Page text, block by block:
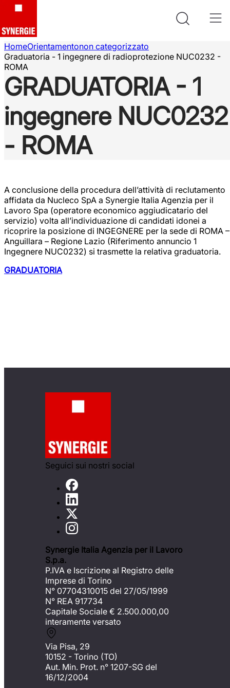
HomeOrientamentonon categorizzato
Graduatoria - 1 ingegnere di radioprotezione NUC0232 -
ROMA
GRADUATORIA - 1
ingegnere NUC0232
- ROMA
A conclusione della procedura dell’attività di reclutamento
affidata da Nucleco SpA a Synergie Italia Agenzia per il
Lavoro Spa (operatore economico aggiudicatario del
servizio) volta all’individuazione di candidati idonei a
ricoprire la posizione di INGEGNERE per la sede di ROMA –
Anguillara – Regione Lazio (Riferimento annuncio 1
Ingegnere NUC0232) si trasmette la relativa graduatoria.
GRADUATORIA
Seguici sui nostri social
Synergie Italia Agenzia per il Lavoro
S.p.a.
P.IVA e Iscrizione al Registro delle
Imprese di Torino
N° 07704310015 del 27/05/1999
N° REA 917734
Capitale Sociale € 2.500.000,00
interamente versato
Via Pisa, 29
10152 - Torino (TO)
Aut. Min. Prot. n° 1207-SG del
16/12/2004